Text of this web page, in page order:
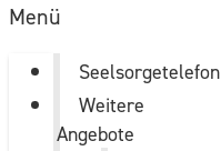
Menü
Seelsorgetelefon
Weitere
Angebote